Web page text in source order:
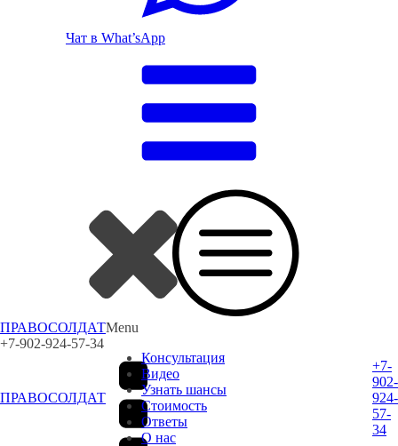
Чат в What’sApp
ПРАВОСОЛДАТ
+7-902-924-57-34
ПРАВОСОЛДАТ
Menu
Консультация
Видео
Узнать шансы
Стоимость
Ответы
О нас
+7-
902-
924-
57-
34